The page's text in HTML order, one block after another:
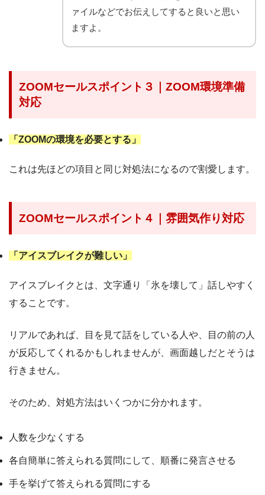
ァイルなどでお伝えしてすると良いと思い
ますよ。
ZOOMセールスポイント３｜ZOOM環境準備
対応
「ZOOMの環境を必要とする」
これは先ほどの項目と同じ対処法になるので割愛します。
ZOOMセールスポイント４｜雰囲気作り対応
「アイスブレイクが難しい」
アイスブレイクとは、文字通り「氷を壊して」話しやすく
することです。
リアルであれば、目を見て話をしている人や、目の前の人
が反応してくれるかもしれませんが、画面越しだとそうは
行きません。
そのため、対処方法はいくつかに分かれます。
人数を少なくする
各自簡単に答えられる質問にして、順番に発言させる
手を挙げて答えられる質問にする